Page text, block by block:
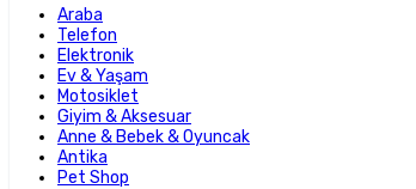
Araba
Telefon
Elektronik
Ev & Yaşam
Motosiklet
Giyim & Aksesuar
Anne & Bebek & Oyuncak
Antika
Pet Shop